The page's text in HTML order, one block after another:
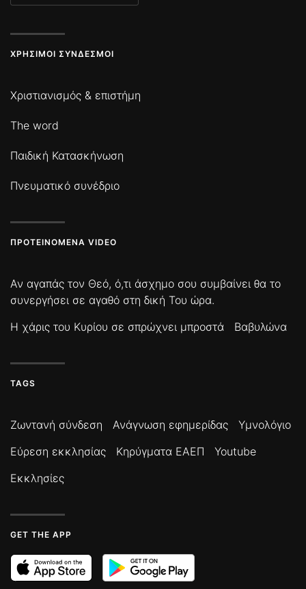
ΧΡΉΣΙΜΟΙ ΣΎΝΔΕΣΜΟΙ
Χριστιανισμός & επιστήμη
The word
Παιδική Κατασκήνωση
Πνευματικό συνέδριο
ΠΡΟΤΕΙΝΌΜΕΝΑ VIDEO
Αν αγαπάς τον Θεό, ό,τι άσχημο σου συμβαίνει θα το
συνεργήσει σε αγαθό στη δική Του ώρα.
Η χάρις του Κυρίου σε σπρώχνει μπροστά
Βαβυλώνα
TAGS
Ζωντανή σύνδεση Ανάγνωση εφημερίδας
Υμνολόγιο
Εύρεση εκκλησίας
Κηρύγματα ΕΑΕΠ
Youtube
Εκκλησίες
GET THE APP